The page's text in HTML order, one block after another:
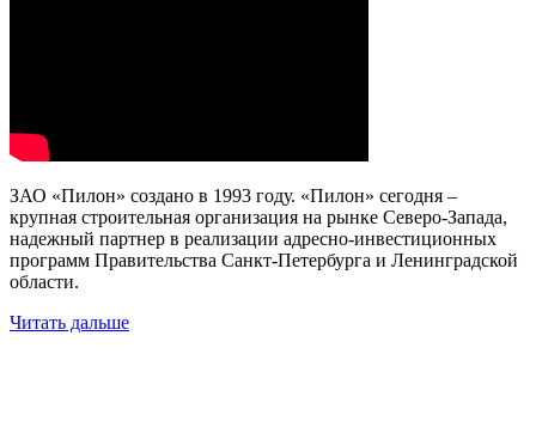
ЗАО «Пилон» создано в 1993 году. «Пилон» сегодня –
крупная строительная организация на рынке Северо-Запада,
надежный партнер в реализации адресно-инвестиционных
программ Правительства Санкт-Петербурга и Ленинградской
области.
Читать дальше